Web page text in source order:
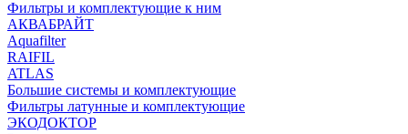
Фильтры и комплектующие к ним
АКВАБРАЙТ
Aquafilter
RAIFIL
ATLAS
Большие системы и комплектующие
Фильтры латунные и комплектующие
ЭКОДОКТОР